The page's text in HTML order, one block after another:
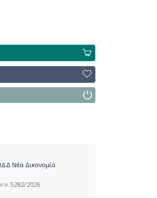
Νέα Δικονομία
ν. 5282/2026